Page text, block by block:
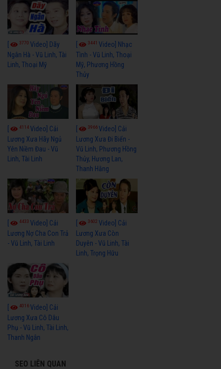
3770 Video] Dãy
Ngân Hà - Vũ Linh, Tài
Linh, Thoại Mỹ
3441Video] Nhạc
Tình - Vũ Linh, Thoại
Mỹ, Phương Hồng
Thủy
4114Video] Cải
Lương Xưa Hãy Ngủ
Yên Niềm Đau - Vũ
Linh, Tài Linh
3966Video] Cải
Lương Xưa Đi Biển -
Vũ Linh, Phương Hồng
Thủy, Hương Lan,
Thanh Hằng
4433 Video] Cải
Lương Nợ Cha Con Trả
- Vũ Linh, Tài Linh
3602Video] Cải
Lương Xưa Còn
Duyên - Vũ Linh, Tài
Linh, Trọng Hữu
[ 4016Video] Cải
Lương Xưa Cô Dâu
Phụ - Vũ Linh, Tài Linh,
Thanh Ngân
SEO LIÊN QUAN